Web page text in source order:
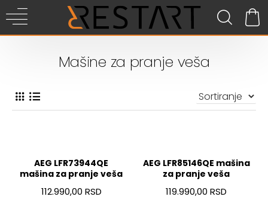
Mašine za pranje veša
AEG LFR73944QE
mašina za pranje veša
112.990,00 RSD
AEG LFR85146QE mašina
za pranje veša
119.990,00 RSD